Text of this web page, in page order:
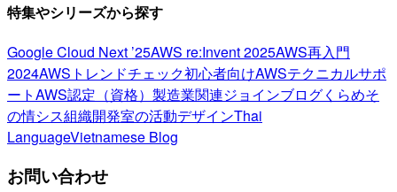
特集やシリーズから探す
Google Cloud Next ’25AWS re:Invent 2025AWS再入門
2024AWSトレンドチェック初心者向けAWSテクニカルサポ
ートAWS認定（資格） 製造業関連ジョインブログくらめそ
の情シス組織開発室の活動デザインThai
LanguageVietnamese Blog
お問い合わせ